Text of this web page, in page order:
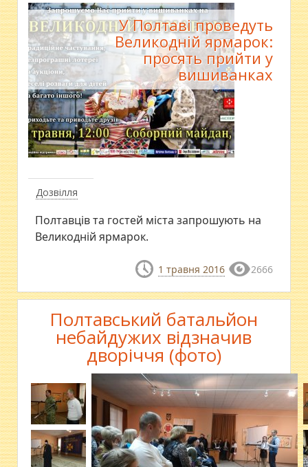
Дозвілля
У Полтаві проведуть
Великодній ярмарок:
просять прийти у
вишиванках
Полтавців та гостей міста запрошують на
Великодній ярмарок.
1 травня 2016 2666
Полтавський батальйон
небайдужих відзначив
дворіччя (фото)